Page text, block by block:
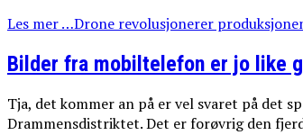
Les mer …Drone revolusjonerer
Bilder fra mobiltelefon er jo like
Tja, det kommer an på er vel svaret på det
Drammensdistriktet. Det er forøvrig den